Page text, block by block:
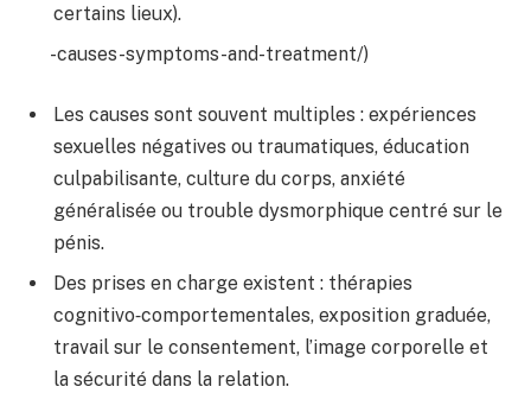
certains lieux).
-causes-symptoms-and-treatment/)
Les causes sont souvent multiples : expériences
sexuelles négatives ou traumatiques, éducation
culpabilisante, culture du corps, anxiété
généralisée ou trouble dysmorphique centré sur le
pénis.
Des prises en charge existent : thérapies
cognitivo‑comportementales, exposition graduée,
travail sur le consentement, l’image corporelle et
la sécurité dans la relation.